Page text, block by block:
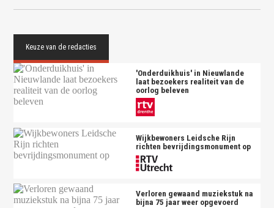
'Onderduikhuis' in Nieuwlande
laat bezoekers realiteit van de
oorlog beleven
Wijkbewoners Leidsche Rijn
richten bevrijdingsmonument op
Verloren gewaand muziekstuk na
bijna 75 jaar weer opgevoerd